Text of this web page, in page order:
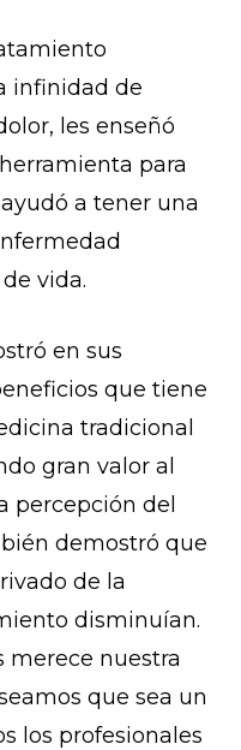
infinidad de
les enseñó
para
a tener una
vida.
en sus
que tiene
tradicional
gran valor al
percepción del
demostró que
de la
disminuían.
merece nuestra
que sea un
los profesionales